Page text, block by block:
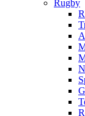
Rugby